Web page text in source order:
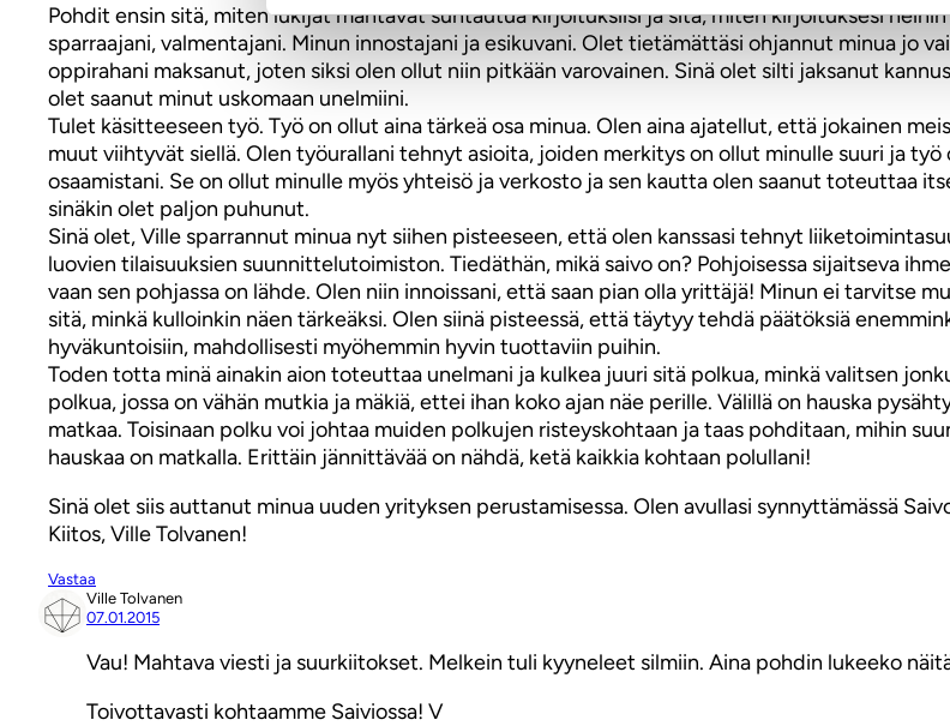
Pohdit ensin sitä, miten lukijat mahtavat suhtautua kirjoituksiisi ja sitä, miten kirjoituksesi
sparraajani, valmentajani. Minun innostajani ja esikuvani. Olet tietämättäsi ohjannut minua jo
oppirahani maksanut, joten siksi olen ollut niin pitkään varovainen. Sinä olet silti jaksanut
olet saanut minut uskomaan unelmiini.
Tulet käsitteeseen työ. Työ on ollut aina tärkeä osa minua. Olen aina ajatellut, että jokainen
muut viihtyvät siellä. Olen työurallani tehnyt asioita, joiden merkitys on ollut minulle suuri ja
osaamistani. Se on ollut minulle myös yhteisö ja verkosto ja sen kautta olen saanut toteuttaa
sinäkin olet paljon puhunut.
Sinä olet, Ville sparrannut minua nyt siihen pisteeseen, että olen kanssasi tehnyt
luovien tilaisuuksien suunnittelutoimiston. Tiedäthän, mikä saivo on? Pohjoisessa sijaitseva
vaan sen pohjassa on lähde. Olen niin innoissani, että saan pian olla yrittäjä! Minun ei tarvitse
sitä, minkä kulloinkin näen tärkeäksi. Olen siinä pisteessä, että täytyy tehdä päätöksiä
hyväkuntoisiin, mahdollisesti myöhemmin hyvin tuottaviin puihin.
Toden totta minä ainakin aion toteuttaa unelmani ja kulkea juuri sitä polkua, minkä valitsen
polkua, jossa on vähän mutkia ja mäkiä, ettei ihan koko ajan näe perille. Välillä on hauska
matkaa. Toisinaan polku voi johtaa muiden polkujen risteyskohtaan ja taas pohditaan, mihin
hauskaa on matkalla. Erittäin jännittävää on nähdä, ketä kaikkia kohtaan polullani!
Sinä olet siis auttanut minua uuden yrityksen perustamisessa. Olen avullasi synnyttämässä
Kiitos, Ville Tolvanen!
Vastaa
Ville Tolvanen
07.01.2015
Vau! Mahtava viesti ja suurkiitokset. Melkein tuli kyyneleet silmiin. Aina pohdin lukeeko
Toivottavasti kohtaamme Saiviossa! V